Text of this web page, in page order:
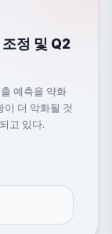
정 및 Q2
예측을 약화
더 악화될 것
고 있다.